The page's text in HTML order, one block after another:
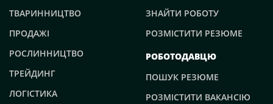
ТВАРИННИЦТВО
ПРОДАЖІ
РОСЛИННИЦТВО
ТРЕЙДИНГ
ЛОГІСТИКА
ЗНАЙТИ РОБОТУ
РОЗМІСТИТИ РЕЗЮМЕ
РОБОТОДАВЦЮ
ПОШУК РЕЗЮМЕ
РОЗМІСТИТИ ВАКАНСІЮ